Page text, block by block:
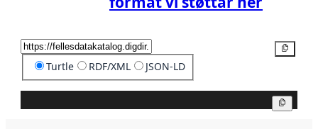
Turtle RDF/XML JSON-LD